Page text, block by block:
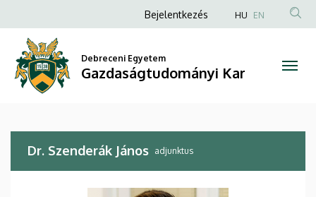
Szenderák
János
Gazdaságtudományi
Kar
a
tartalomra
Anonim
fiók
menüje
Bejelentkezés HU EN
Debreceni Egyetem
Gazdaságtudományi Kar
Dr. Szenderák János adjunktus